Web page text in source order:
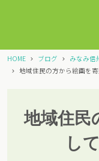
HOME ブログ
みなみ信
地域住民の方から絵画を寄
地域住民
し